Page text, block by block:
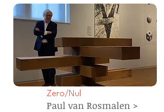
Zero/Nul
Paul van Rosmalen >